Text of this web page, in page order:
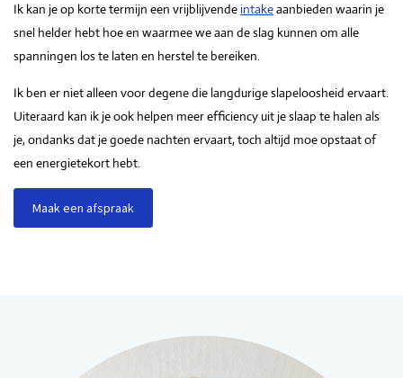
Ik kan je op korte termijn een vrijblijvende intakeaanbieden waarin je
snel helder hebt hoe en waarmee we aan de slag kunnen om alle
spanningen los te laten en herstel te bereiken.
Ik ben er niet alleen voor degene die langdurige slapeloosheid ervaart.
Uiteraard kan ik je ook helpen meer efficiency uit je slaap te halen als
je, ondanks dat je goede nachten ervaart, toch altijd moe opstaat of
een energietekort hebt.
Maak een afspraak